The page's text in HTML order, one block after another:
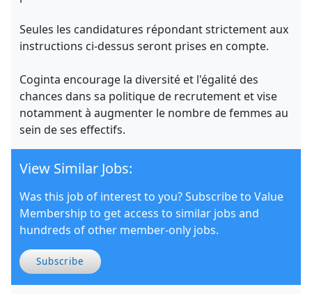
Seules les candidatures répondant strictement aux
instructions ci-dessus seront prises en compte.
Coginta encourage la diversité et l'égalité des
chances dans sa politique de recrutement et vise
notamment à augmenter le nombre de femmes au
sein de ses effectifs.
View Similar Jobs:
Was this job of interest to you? Subscribe to Value
Membership to get access to similar jobs and
hundreds of other member-only jobs.
Subscribe